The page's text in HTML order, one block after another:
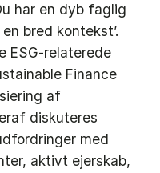
har en dyb faglig
bred kontekst’.
ESG-relaterede
Finance
af
diskuteres
med
aktivt ejerskab,